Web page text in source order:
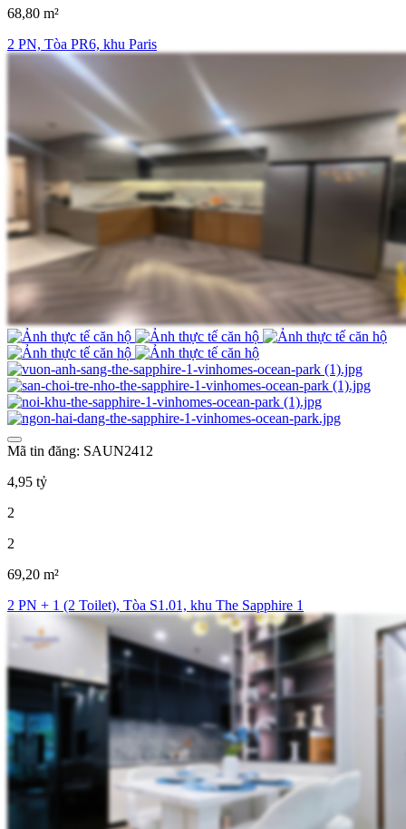
68,80 m²
2 PN, Tòa PR6, khu Paris
Mã tin đăng: SAUN2412
4,95 tỷ
2
2
69,20 m²
2 PN + 1 (2 Toilet), Tòa S1.01, khu The Sapphire 1